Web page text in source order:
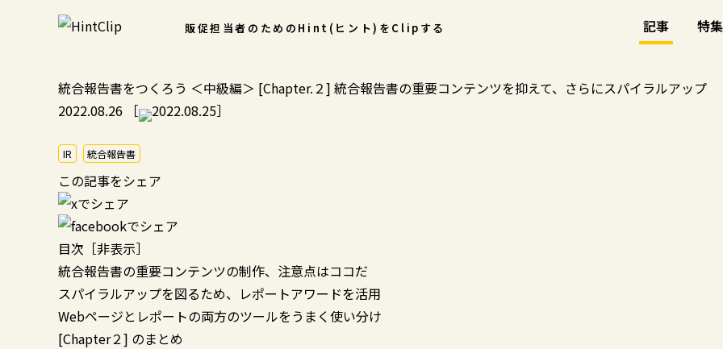
販促担当者のための Hint(ヒント)をClipする 記事 特集
統合報告書をつくろう ＜中級編＞ [Chapter.２] 統合報告書の重要コンテンツを抑えて、さらにスパイラルアップ
2022.08.26
［ 2022.08.25］
IR 統合報告書
この記事をシェア
目次 ［非表示］
統合報告書の重要コンテンツの制作、注意点はココだ
スパイラルアップを図るため、レポートアワードを活用
Webページとレポートの両方のツールをうまく使い分け
[Chapter２] のまとめ